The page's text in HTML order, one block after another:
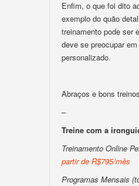
Enfim, o que foi dito
exemplo do quão
treinamento pode ser
deve se preocupar
personalizado.
Abraços e bons
–
Treine com a
Treinamento Online
partir de R$795/mês
Programas Mensais